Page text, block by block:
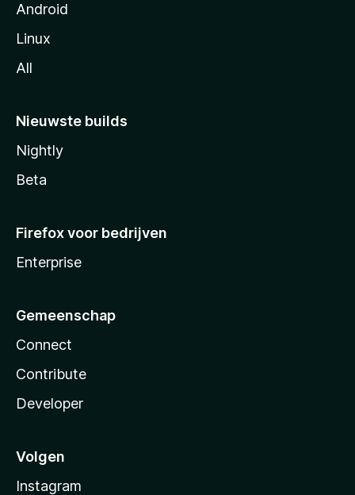
Android
Linux
All
Nieuwste builds
Nightly
Beta
Firefox voor bedrijven
Enterprise
Gemeenschap
Connect
Contribute
Developer
Volgen
Instagram